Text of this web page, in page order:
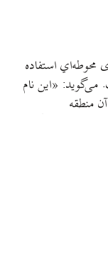
محوطه‌اي استفاده
می‌گوید: «این نام
منطقه
است که اسم